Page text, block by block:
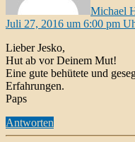
Michael
Juli 27, 2016 um 6:00 pm
Lieber Jesko,
Hut ab vor Deinem Mut!
Eine gute behütete und
Erfahrungen.
Paps
Antworten